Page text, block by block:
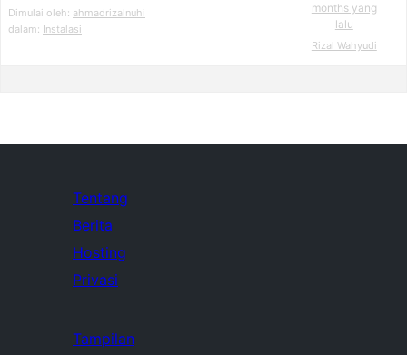
Dimulai oleh: ahmadrizalnuhi
dalam: Instalasi
months yang
lalu
Rizal Wahyudi
Tentang
Berita
Hosting
Privasi
Tampilan